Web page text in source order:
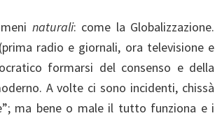
naturali: come la Globalizzazione.
radio e giornali, ora televisione e
formarsi del consenso e della
A volte ci sono incidenti, chissà
ma bene o male il tutto funziona e i